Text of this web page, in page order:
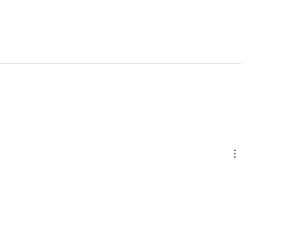
dalam Event Business